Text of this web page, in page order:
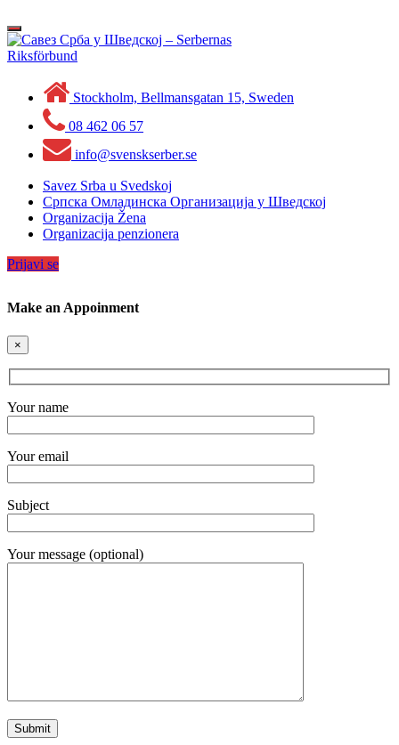
to
content
Toggle
navigation
Stockholm, Bellmansgatan 15, Sweden
08 462 06 57
info@svenskserber.se
Savez Srba u Svedskoj
Српска Омладинска Организација у Шведској
Organizacija Žena
Organizacija penzionera
Prijavi se
Make an Appoinment
×
Your name
Your email
Subject
Your message (optional)